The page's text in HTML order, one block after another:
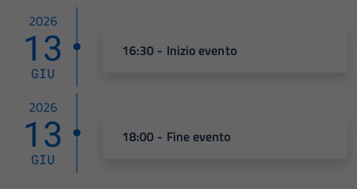
2026
13
GIU
16:30 - Inizio evento
2026
13
GIU
18:00 - Fine evento